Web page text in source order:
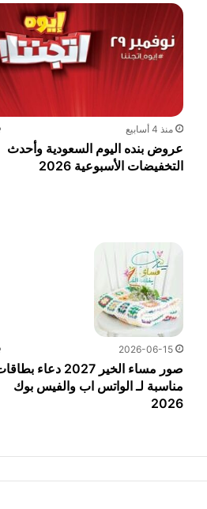
منذ 4 أسابيع
عروض بنده اليوم السعودية وأحدث
التخفيضات الأسبوعية 2026
2026-06-15
صور مساء الخير 2027 دعاء
مناسبة لـ الواتس اب والفيس بوك
2026